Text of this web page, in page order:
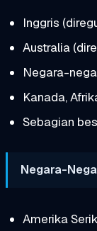
Inggris
Australia
Negara-
Kanada,
Sebagian
Negara-
Amerika